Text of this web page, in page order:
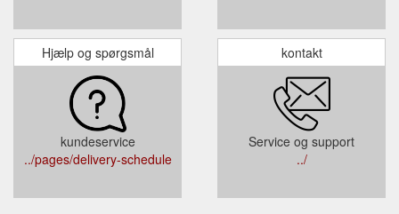
Hjælp og spørgsmål
kundeservice
../pages/delivery-schedule
kontakt
Service og support
../